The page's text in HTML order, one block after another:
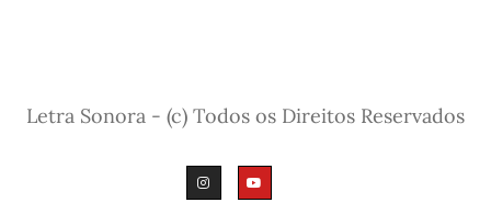
Letra Sonora - (c) Todos os Direitos Reservados